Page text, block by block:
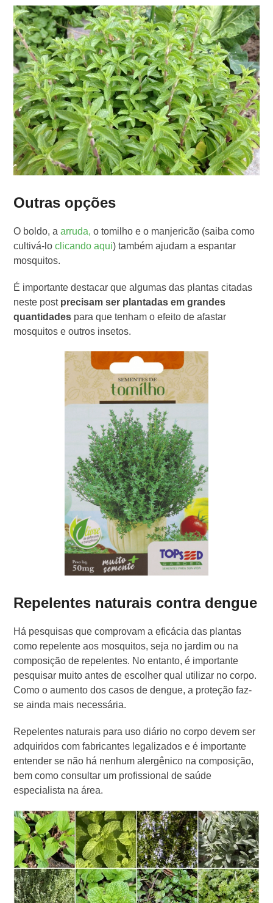
Outras opções
O boldo, aarruda, o tomilho e o manjericão (saiba como
cultivá-loclicando aqui) também ajudam a espantar
mosquitos.
É importante destacar que algumas das plantas citadas
neste post precisam ser plantadas em grandes
quantidades para que tenham o efeito de afastar
mosquitos e outros insetos.
Repelentes naturais contra dengue
Há pesquisas que comprovam a eficácia das plantas
como repelente aos mosquitos, seja no jardim ou na
composição de repelentes. No entanto, é importante
pesquisar muito antes de escolher qual utilizar no corpo.
Como o aumento dos casos de dengue, a proteção faz-
se ainda mais necessária.
Repelentes naturais para uso diário no corpo devem ser
adquiridos com fabricantes legalizados e é importante
entender se não há nenhum alergênico na composição,
bem como consultar um profissional de saúde
especialista na área.